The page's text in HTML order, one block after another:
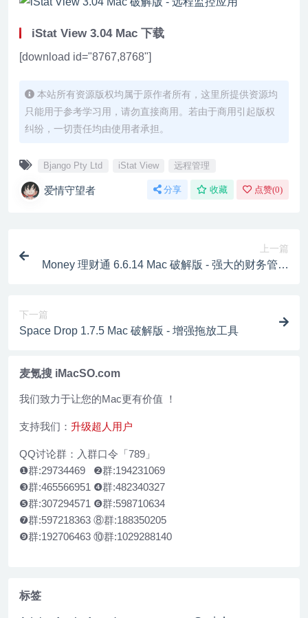
iStat View 3.04 Mac 下载
[download id="8767,8768"]
本站所有资源版权均属于原作者所有，这里所提供资源均
只能用于参考学习用，请勿直接商用。若由于商用引起版权
纠纷，一切责任均由使用者承担。
Bjango Pty Ltd iStat View 远程管理
爱情守望者 分享 收藏 点赞(0)
上一篇
Money 理财通 6.6.14 Mac 破解版 - 强大的财务管理
下一篇
Space Drop 1.7.5 Mac 破解版 - 增强拖放工具
麦氪搜 iMacSO.com
我们致力于让您的Mac更有价值 ！
支持我们： 升级超人用户
QQ讨论群：入群口令「789」
❶群:29734469 ❷群:194231069
❸群:465566951 ❹群:482340327
❺群:307294571 ❻群:598710634
❼群:597218363 ⑧群:188350205
❾群:192706463 ⑩群:1029288140
标签